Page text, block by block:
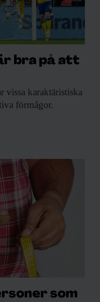
bra på att
vissa karaktäristiska
förmågor.
som